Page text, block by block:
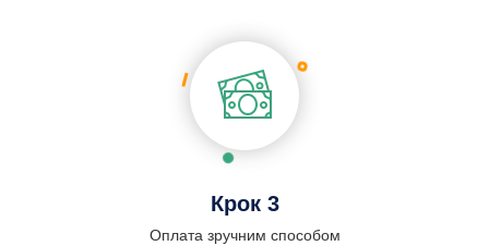
Крок 3
Оплата зручним способом